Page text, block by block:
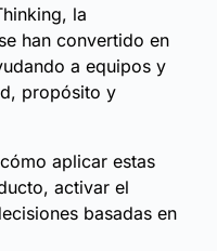
la
han convertido en
a equipos y
propósito y
aplicar estas
activar el
basadas en